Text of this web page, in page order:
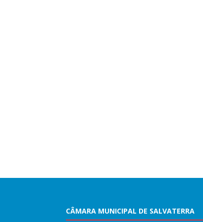
CÂMARA MUNICIPAL DE SALVATERRA